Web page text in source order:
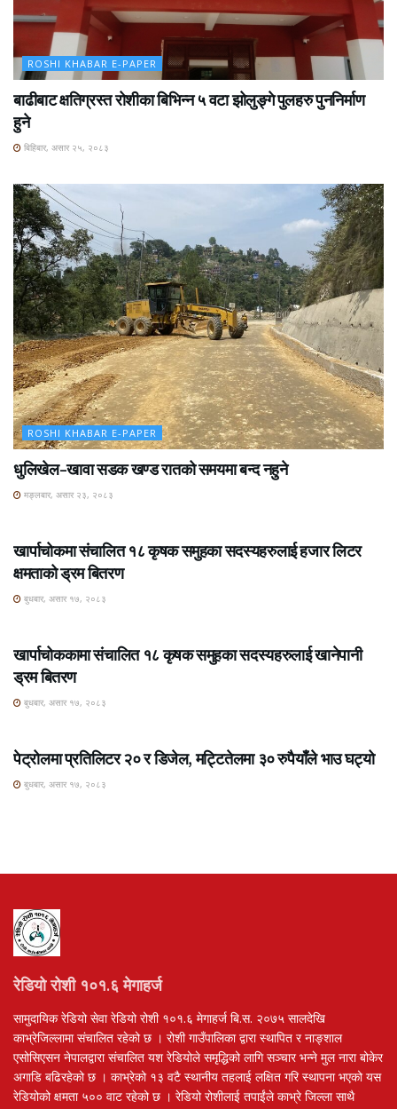
ROSHI KHABAR E-PAPER
बाढीबाट क्षतिग्रस्त रोशीका बिभिन्न ५ वटा झोलुङ्गे पुलहरु पुननिर्माण
हुने
बिहिबार, असार २५, २०८३
ROSHI KHABAR E-PAPER
धुलिखेल–खावा सडक खण्ड रातको समयमा बन्द नहुने
मङ्लबार, असार २३, २०८३
खार्पाचोकमा संचालित १८ कृषक समुहका सदस्यहरुलाई हजार लिटर
क्षमताको ड्रम बितरण
बुधबार, असार १७, २०८३
खार्पाचोककामा संचालित १८ कृषक समुहका सदस्यहरुलाई खानेपानी
ड्रम बितरण
बुधबार, असार १७, २०८३
पेट्रोलमा प्रतिलिटर २० र डिजेल, मट्टितेलमा ३० रुपैयाँले भाउ घट्यो
बुधबार, असार १७, २०८३
रेडियो रोशी १०१.६ मेगाहर्ज
सामुदायिक रेडियो सेवा रेडियो रोशी १०१.६ मेगाहर्ज बि.स. २०७५ सालदेखि
काभ्रेजिल्लामा संचालित रहेको छ । रोशी गाउँपालिका द्वारा स्थापित र नाङ्शाल
एसोसिएसन नेपालद्वारा संचालित यश रेडियोले समृद्धिको लागि सञ्चार भन्ने मुल नारा बोकेर
अगाडि बढिरहेको छ । काभ्रेको १३ वटै स्थानीय तहलाई लक्षित गरि स्थापना भएको यस
रेडियोको क्षमता ५०० वाट रहेको छ । रेडियो रोशीलाई तपाईंले काभ्रे जिल्ला साथै